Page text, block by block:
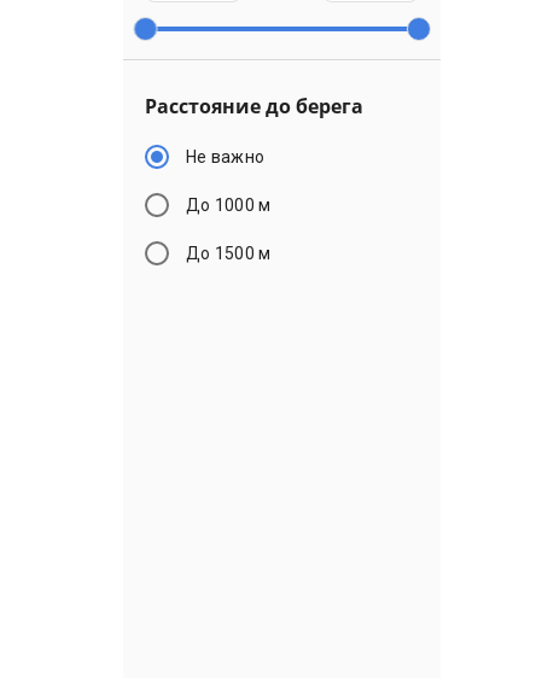
Расстояние до берега
Не важно
До 1000 м
До 1500 м